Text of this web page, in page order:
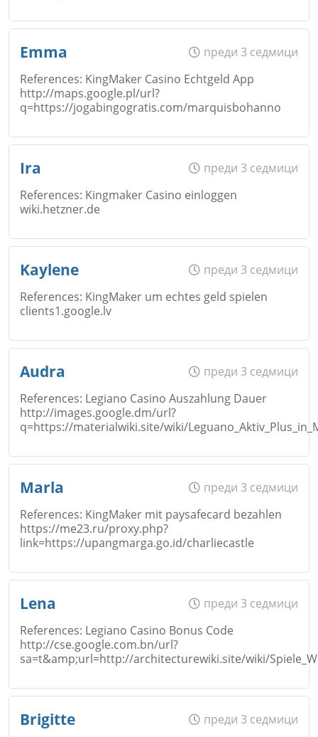
Откажи
Откажи
Email
Коментар*
Email
Коментар*
Emma
преди 3 седмици
References: KingMaker Casino Echtgeld App
http://maps.google.pl/url?
q=https://jogabingogratis.com/marquisbohanno
Email
Коментар*
Ira
преди 3 седмици
References: Kingmaker Casino einloggen
wiki.hetzner.de
Email
Коментар*
Откажи
Kaylene
преди 3 седмици
References: KingMaker um echtes geld spielen
clients1.google.lv
Email
Коментар*
Audra
преди 3 седмици
References: Legiano Casino Auszahlung Dauer
http://images.google.dm/url?
q=https://materialwiki.site/wiki/
Коментар*
Marla
преди 3 седмици
References: KingMaker mit paysafecard bezahlen
https://me23.ru/proxy.php?
link=https://upangmarga.go.id/charliecastle
Lena
преди 3 седмици
References: Legiano Casino Bonus Code
http://cse.google.com.bn/url?
sa=t&amp;url=http://architecturewiki.site/wiki/
Brigitte
преди 3 седмици